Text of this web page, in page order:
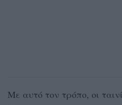
Με αυτό τον τρόπο, οι